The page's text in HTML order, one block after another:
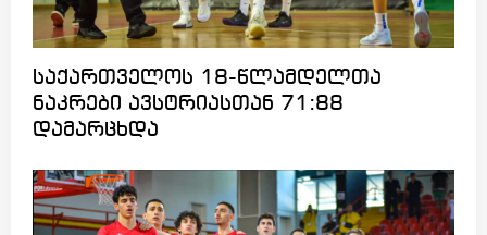
საქართველოს 18-წლამდელთა
ნაკრები ავსტრიასთან 71:88
დამარცხდა